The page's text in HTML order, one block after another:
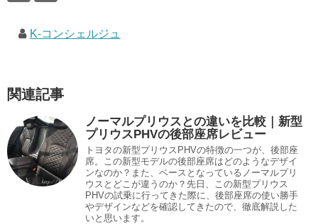
K-コンシェルジュ
関連記事
ノーマルプリウスとの違いを比較｜新型
プリウスPHVの後部座席レビュー
トヨタの新型プリウスPHVの特徴の一つが、後部座
席。この新型モデルの後部座席はどのようなデザイ
ンなのか？また、ベースとなっているノーマルプリ
ウスとどこが違うのか？先日、この新型プリウス
PHVの試乗に行ってきた際に、後部座席の使い勝手
やデザインなどを確認してきたので、徹底解説した
いと思います。